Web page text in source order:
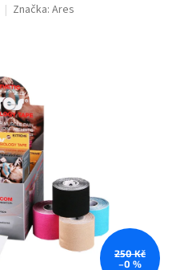
Značka: Ares
250 Kč
–0 %